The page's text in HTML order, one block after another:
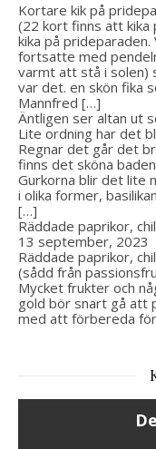
Kortare kik på
(22 kort finns att kika
kika på
fortsatte med
varmt att stå i solen)
var det. en skön fika
Mannfred […]
Äntligen ser altan ut
Lite ordning har det
Regnar det går det
finns det sköna
Gurkorna blir det lite
i olika former,
[…]
Räddade paprikor,
13 september, 2023
Räddade paprikor,
(sådd från
Mycket frukter och
gold bör snart gå att
med att förbereda